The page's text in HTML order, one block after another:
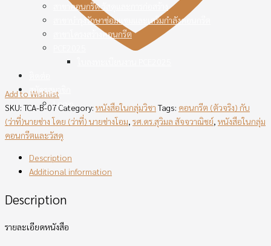
สาขาคอนกรีต วัสดุและการก่อสร้าง
สาขาบำรุงรักษาซ่อมแซมและเสริมกำลังคอนกรีต
สาขาโครงสร้างคอนกรีต
สมัครสมาชิก
Login
Add to Wishlist
SKU: TCA-B-07 Category: หนังสือในกลุ่มวิชา Tags: คอนกรีต (ตัวจริง) กับ
(ว่าที่)นายช่าง โดย (ว่าที่) นายช่างโอม รศ.ดร.สุวิมล สัจจวาณิชย์ หนังสือในกลุ่ม
คอนกรีตและวัสดุ
Description
Additional information
Description
รายละเอียดหนังสือ